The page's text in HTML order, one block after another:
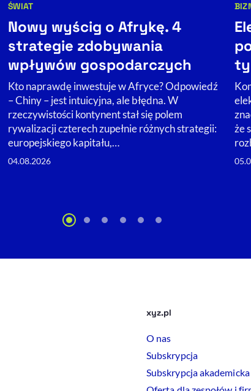
Kategorie artykułu:
ŚWIAT
Nowy wyścig o Afrykę. 4
strategie zdobywania
wpływów gospodarczych
Kto naprawdę inwestuje w Afryce? Odpowiedź
– Chiny – jest intuicyjna, ale błędna. W
rzeczywistości kontynent stał się polem
rywalizacji czterech zupełnie różnych strategii:
europejskiego kapitału,…
04.08.2026
że
xyz.pl
O nas
Subskrypcja
Subskrypcja akademicka